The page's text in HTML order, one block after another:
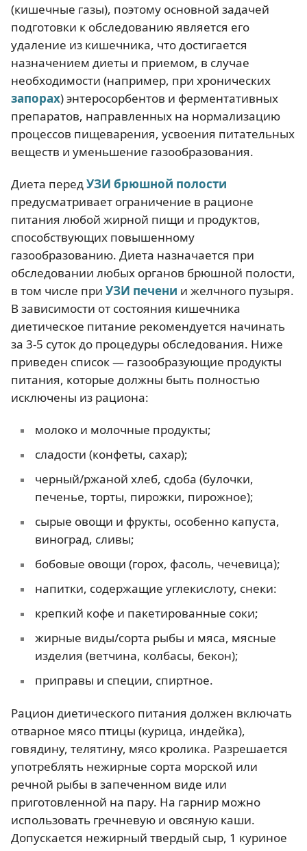
(кишечные газы), поэтому основной задачей
подготовки к обследованию является его
удаление из кишечника, что достигается
назначением диеты и приемом, в случае
необходимости (например, при хронических
запорах) энтеросорбентов и ферментативных
препаратов, направленных на нормализацию
процессов пищеварения, усвоения питательных
веществ и уменьшение газообразования.
Диета передУЗИ брюшной полости
предусматривает ограничение в рационе
питания любой жирной пищи и продуктов,
способствующих повышенному
газообразованию. Диета назначается при
обследовании любых органов брюшной полости,
в том числе при УЗИ печени и желчного пузыря.
В зависимости от состояния кишечника
диетическое питание рекомендуется начинать
за 3-5 суток до процедуры обследования. Ниже
приведен список — газообразующие продукты
питания, которые должны быть полностью
исключены из рациона:
молоко и молочные продукты;
сладости (конфеты, сахар);
черный/ржаной хлеб, сдоба (булочки,
печенье, торты, пирожки, пирожное);
сырые овощи и фрукты, особенно капуста,
виноград, сливы;
бобовые овощи (горох, фасоль, чечевица);
напитки, содержащие углекислоту, снеки:
крепкий кофе и пакетированные соки;
жирные виды/сорта рыбы и мяса, мясные
изделия (ветчина, колбасы, бекон);
приправы и специи, спиртное.
Рацион диетического питания должен включать
отварное мясо птицы (курица, индейка),
говядину, телятину, мясо кролика. Разрешается
употреблять нежирные сорта морской или
речной рыбы в запеченном виде или
приготовленной на пару. На гарнир можно
использовать гречневую и овсяную каши.
Допускается нежирный твердый сыр, 1 куриное